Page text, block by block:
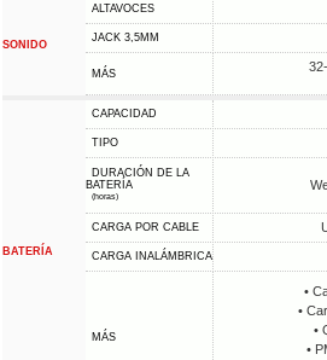
SONIDO
ALTAVOCES
JACK 3,5MM
MÁS
BATERÍA
CAPACIDAD
TIPO
DURACIÓN DE LA
BATERÍA
(horas)
CARGA POR CABLE
CARGA INALÁMBRICA
MÁS
•
•
•
•